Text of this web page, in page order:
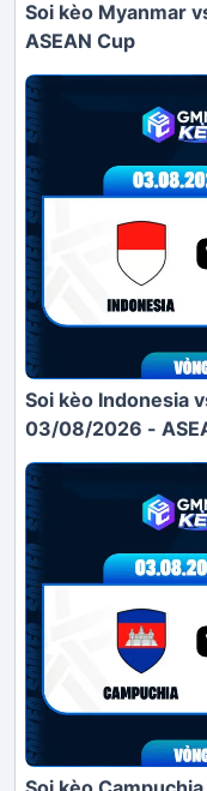
Soi kèo Myanmar
ASEAN Cup
Soi kèo Indonesia
03/08/2026 -